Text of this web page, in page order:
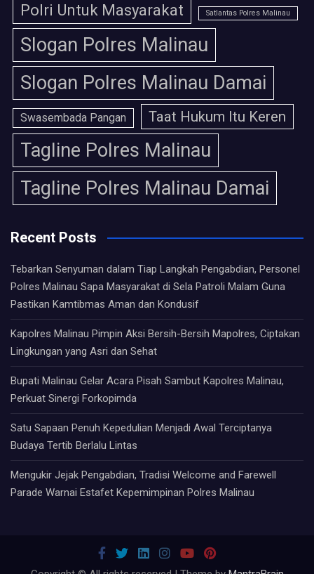
Polri Untuk Masyarakat Satlantas Polres Malinau
Slogan Polres Malinau
Slogan Polres Malinau Damai
Swasembada Pangan Taat Hukum Itu Keren
Tagline Polres Malinau
Tagline Polres Malinau Damai
Recent Posts
Tebarkan Senyuman dalam Tiap Langkah Pengabdian, Personel
Polres Malinau Sapa Masyarakat di Sela Patroli Malam Guna
Pastikan Kamtibmas Aman dan Kondusif
Kapolres Malinau Pimpin Aksi Bersih-Bersih Mapolres, Ciptakan
Lingkungan yang Asri dan Sehat
Bupati Malinau Gelar Acara Pisah Sambut Kapolres Malinau,
Perkuat Sinergi Forkopimda
Satu Sapaan Penuh Kepedulian Menjadi Awal Terciptanya
Budaya Tertib Berlalu Lintas
Mengukir Jejak Pengabdian, Tradisi Welcome and Farewell
Parade Warnai Estafet Kepemimpinan Polres Malinau